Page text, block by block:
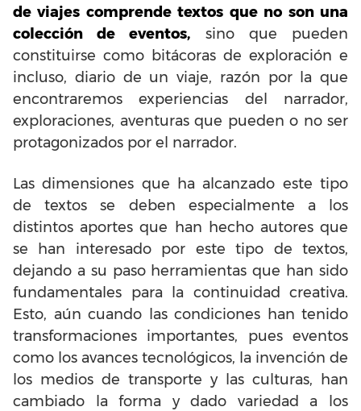
de viajes comprende textos que no son una
colección de eventos, sino que pueden
constituirse como bitácoras de exploración e
incluso, diario de un viaje, razón por la que
encontraremos experiencias del narrador,
exploraciones, aventuras que pueden o no ser
protagonizados por el narrador.
Las dimensiones que ha alcanzado este tipo
de textos se deben especialmente a los
distintos aportes que han hecho autores que
se han interesado por este tipo de textos,
dejando a su paso herramientas que han sido
fundamentales para la continuidad creativa.
Esto, aún cuando las condiciones han tenido
transformaciones importantes, pues eventos
como los avances tecnológicos, la invención de
los medios de transporte y las culturas, han
cambiado la forma y dado variedad a los